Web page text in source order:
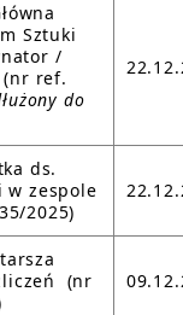
Sztuki
/
(nr ref.
do
ds.
w zespole
2025)
(nr